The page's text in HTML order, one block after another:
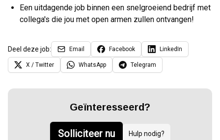
Een uitdagende job binnen een snelgroeiend bedrijf met
collega's die jou met open armen zullen ontvangen!
Deel deze job: Email Facebook LinkedIn
X / Twitter WhatsApp Telegram
Geïnteresseerd?
Solliciteer nu Hulp nodig?